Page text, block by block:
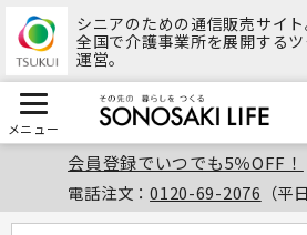
シニアのための通信販売サイト
全国で介護事業所を展開する
運営。
メニュー
会員登録でいつでも5％OFF！
電話注文：0120-69-2076 （平